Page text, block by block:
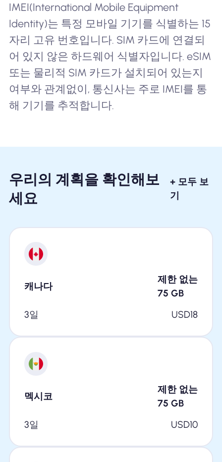
IMEI(International Mobile Equipment
Identity)는 특정 모바일 기기를 식별하는 15
자리 고유 번호입니다. SIM 카드에 연결되
어 있지 않은 하드웨어 식별자입니다. eSIM
또는 물리적 SIM 카드가 설치되어 있는지
여부와 관계없이, 통신사는 주로 IMEI를 통
해 기기를 추적합니다.
우리의 계획을 확인해보
세요
+ 모두 보
기
캐나다
제한 없는
75 GB
3일
USD18
멕시코
제한 없는
75 GB
3일
USD10